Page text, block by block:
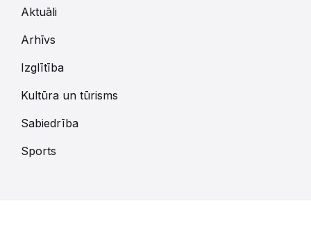
Aktuāli
Arhīvs
Izglītība
Kultūra un tūrisms
Sabiedrība
Sports